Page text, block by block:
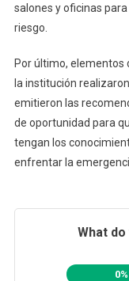
salones y oficinas
riesgo.
Por último, elementos
la institución
emitieron las
de oportunidad para
tengan los
enfrentar la
What
0%